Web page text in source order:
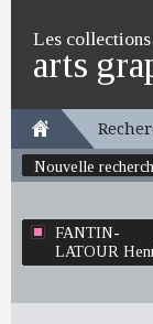
Les collections
arts
Nouvelle
FANTIN-
LATOUR